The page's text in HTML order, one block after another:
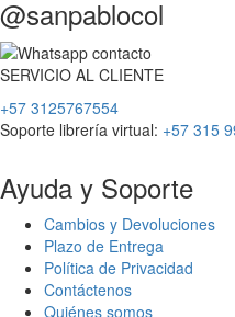
@sanpablocol
SERVICIO AL CLIENTE
+57 3125767554
Soporte librería virtual: +57 315
Ayuda y Soporte
Cambios y Devoluciones
Plazo de Entrega
Política de Privacidad
Contáctenos
Quiénes somos